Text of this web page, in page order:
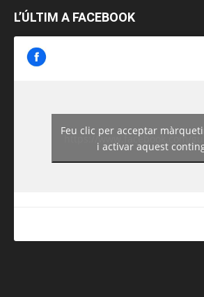
L’ÚLTIM A FACEBOOK
https://www.facebook.com/
Feu clic per acceptar
i activar aquest